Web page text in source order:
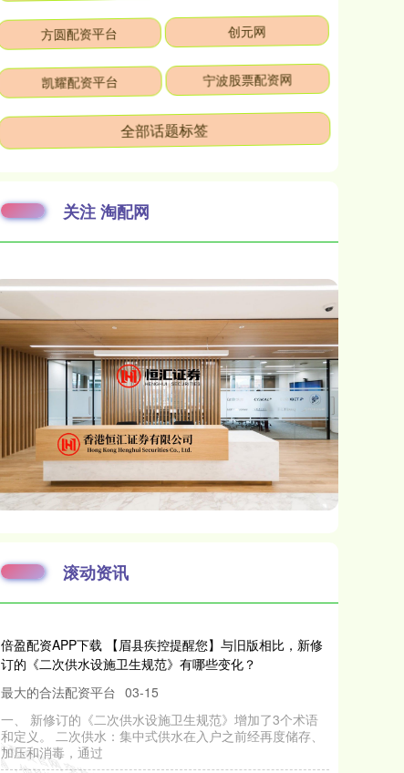
方圆配资平台 创元网
凯耀配资平台 宁波股票配资网
全部话题标签
关注 淘配网
滚动资讯
倍盈配资APP下载 【眉县疾控提醒您】与旧版相比，新修
订的《二次供水设施卫生规范》有哪些变化？
最大的合法配资平台 03-15
一、 新修订的《二次供水设施卫生规范》增加了3个术语
和定义。 二次供水：集中式供水在入户之前经再度储存、
加压和消毒，通过